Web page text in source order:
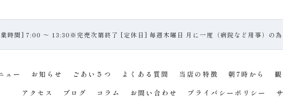
時間] 7:00 ～ 13:30※完売次第終了 [定休日] 毎週木曜日 月に一度（病院など用事）の
ュー お知らせ ごあいさつ よくある質問 当店の特徴 朝7時から
アクセス
ブログ コラム お問い合わせ プライバシーポリシー